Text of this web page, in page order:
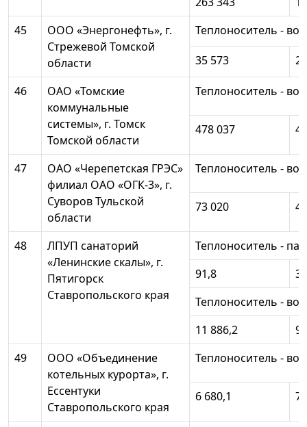
45
ООО «Энергонефть», г.
Стрежевой Томской
области
Теплоноситель -
35 573
46
ОАО «Томские
коммунальные
системы», г. Томск
Томской области
Теплоноситель -
478 037
47
ОАО «Черепетская ГРЭС»
филиал ОАО «ОГК-3», г.
Суворов Тульской
области
Теплоноситель -
73 020
48
ЛПУП санаторий
«Ленинские скалы», г.
Пятигорск
Ставропольского края
Теплоноситель - пар
91,8
Теплоноситель -
11 886,2
9
49
ООО «Объединение
котельных курорта», г.
Ессентуки
Ставропольского края
Теплоноситель -
6 680,1 7